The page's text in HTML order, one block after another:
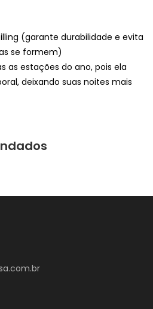
(garante durabilidade e evita
se formem)
as estações do ano, pois ela
deixando suas noites mais